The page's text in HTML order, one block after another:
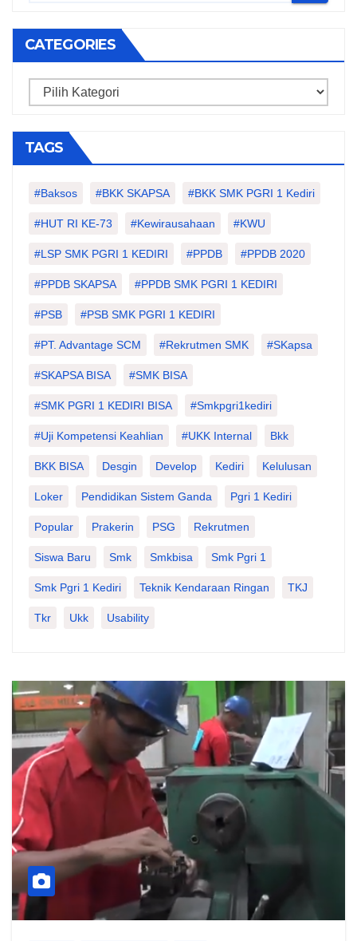
CATEGORIES
Categories
TAGS
#Baksos #BKK SKAPSA #BKK SMK PGRI 1 Kediri
#HUT RI KE-73 #kewirausahaan #KWU
#LSP SMK PGRI 1 KEDIRI #PPDB #PPDB 2020
#PPDB SKAPSA #PPDB SMK PGRI 1 KEDIRI
#PSB #PSB SMK PGRI 1 KEDIRI
#PT. Advantage SCM #Rekrutmen SMK #SKapsa
#SKAPSA BISA #SMK BISA
#SMK PGRI 1 KEDIRI BISA #smkpgri1kediri
#Uji Kompetensi Keahlian #UKK Internal Bkk
BKK BISA Desgin Develop Kediri Kelulusan
Loker Pendidikan Sistem Ganda Pgri 1 Kediri
Popular Prakerin PSG Rekrutmen
Siswa Baru Smk Smkbisa Smk Pgri 1
Smk Pgri 1 Kediri Teknik Kendaraan Ringan TKJ
Tkr Ukk Usability